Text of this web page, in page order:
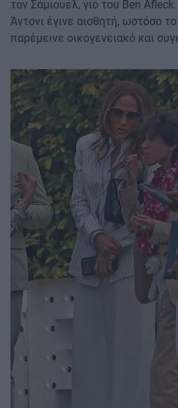
τον Σάμιουελ, γιο του Ben
Άντονι έγινε αισθητή, ωστόσο
παρέμεινε οικογενειακό και
Image